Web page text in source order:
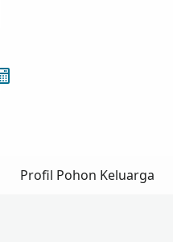
Profil Pohon Keluarga